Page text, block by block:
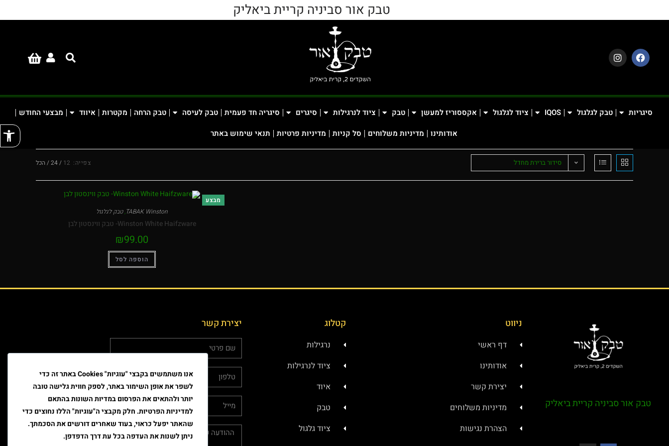
טבק אור סביניה קריית ביאליק
סיגריות טבק לגלגול IQOS ציוד לגלגול אקססוריז למעשן טבק ציוד לנרגילות סיגרים סיגריה חד פעמית טבק לעיסה טבק הרחה מקטרות איווד
מבצעי החודש
אודותינו
מדיניות משלוחים סל קניות מדיניות פרטיות תנאי שימוש באתר
סידור ברירת מחדל צפייה: 12
24 הכל
מבצע
TABAK Winston
,טבק לגלגול
Winston White Haifzware- טבק ווינסטון לבן
₪99.00
הוספה לסל
טבק אור סביניה קריית ביאליק
ניווט
דף ראשי
אודותינו
יצירת קשר
מדיניות משלוחים
הצהרת נגישות
קטלוג
נרגילות
ציוד לנרגילות
איוד
טבק
ציוד גלגול
יצירת קשר
אנו משתמשים בקבצי "עוגיות" Cookies באתר זה כדי
לשפר את אופן השימור באתר, לספק חווית גלישה טובה
יותר ולהתאים את הפרסום במדיות השונות בהתאם
למדיניות הפרטיות. חלק מקבצי ה"עוגיות" הללו נחוצים כדי
שהאתר יפעל כראוי, בעוד שאחרים דורשים את הסכמתך.
ניתן לשנות את העדפה בכל עת דרך הדפדפן.